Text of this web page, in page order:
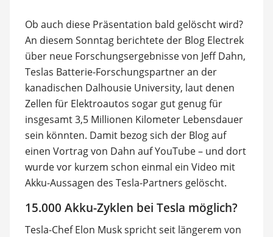
Ob auch diese Präsentation bald gelöscht wird?
An diesem Sonntag berichtete der Blog Electrek
über neue Forschungsergebnisse von Jeff Dahn,
Teslas Batterie-Forschungspartner an der
kanadischen Dalhousie University, laut denen
Zellen für Elektroautos sogar gut genug für
insgesamt 3,5 Millionen Kilometer Lebensdauer
sein könnten. Damit bezog sich der Blog auf
einen Vortrag von Dahn auf YouTube – und dort
wurde vor kurzem schon einmal ein Video mit
Akku-Aussagen des Tesla-Partners gelöscht.
15.000 Akku-Zyklen bei Tesla möglich?
Tesla-Chef Elon Musk spricht seit längerem von